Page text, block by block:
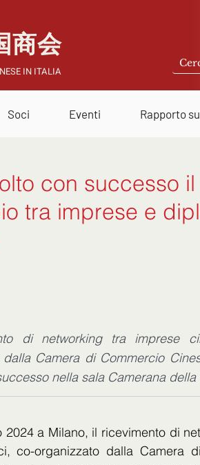
商会
IN ITALIA
Soci Eventi Rapporto
con successo
tra imprese e
di networking tra imprese
dalla Camera di Commercio
nella sala Camerana
2024 a Milano, il ricevimento di
co-organizzato dalla Camera